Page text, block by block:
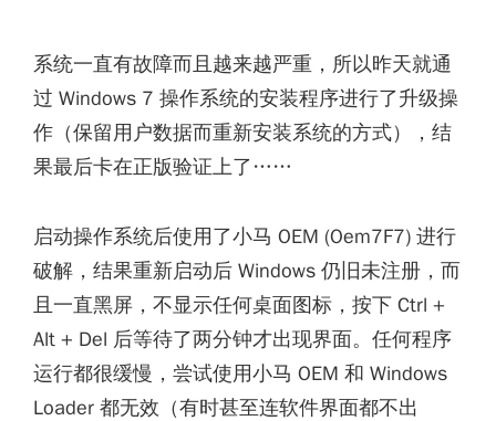
系统一直有故障而且越来越严重，所以昨天就通
过 Windows 7 操作系统的安装程序进行了升级操
作（保留用户数据而重新安装系统的方式），结
果最后卡在正版验证上了……
启动操作系统后使用了小马 OEM (Oem7F7) 进行
破解，结果重新启动后 Windows 仍旧未注册，而
且一直黑屏，不显示任何桌面图标，按下 Ctrl +
Alt + Del 后等待了两分钟才出现界面。任何程序
运行都很缓慢，尝试使用小马 OEM 和 Windows
Loader 都无效（有时甚至连软件界面都不出